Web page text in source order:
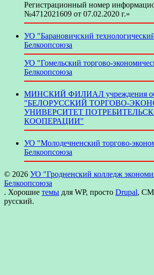
Регистрационный номер
№4712021609 от 07.02.2020 г.»
УО "Барановичский
Белкоопсоюза
УО "Гомельский торгово-
Белкоопсоюза
МИНСКИЙ ФИЛИАЛ учреждения
"БЕЛОРУССКИЙ ТОРГОВО-
УНИВЕРСИТЕТ
КООПЕРАЦИИ"
УО "Молодечненский торгово-
Белкоопсоюза
© 2026 УО "Гродненский колледж
Белкоопсоюза
. Хорошие темы для WP, просто Drupal,
русский.